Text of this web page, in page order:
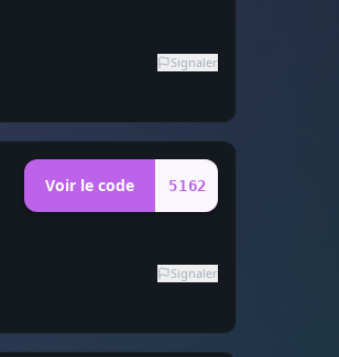
Signaler
Voir le code 5162
Signaler